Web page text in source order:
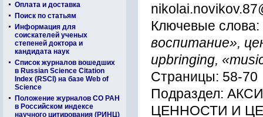
Оплата и доставка
Поиск по статьям
Информация для
соискателей ученых
степеней доктора и
кандидата наук
Список журналов вошедших
в Russian Science Citation
Index (RSCI) на базе Web of
Science
Положение журналов СО РАН
в Российском индексе
научного цитирования (РИНЦ)
Ключевые слова:
воспитание»,
upbringing,
Страницы: 58-70
Подраздел:
ЦЕННОСТИ И